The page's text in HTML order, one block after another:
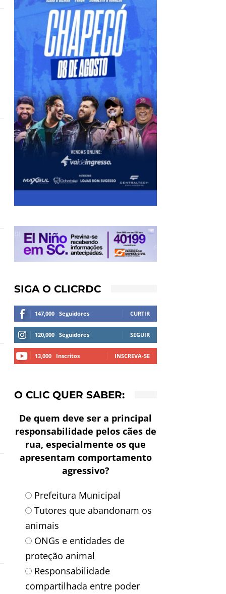
SIGA O CLICRDC
147,000 Seguidores CURTIR
120,000 Seguidores SEGUIR
13,000 Inscritos INSCREVA-SE
O CLIC QUER SABER:
De quem deve ser a principal
responsabilidade pelos cães de
rua, especialmente os que
apresentam comportamento
agressivo?
Prefeitura Municipal
Tutores que abandonam os
animais
ONGs e entidades de
proteção animal
Responsabilidade
compartilhada entre poder